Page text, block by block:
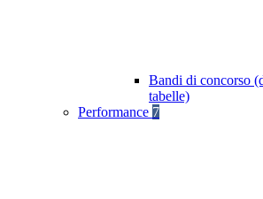
Bandi di concorso
tabelle)
Performance 7